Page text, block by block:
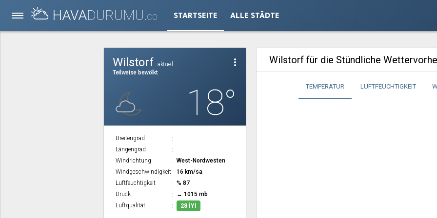
HAVADURUMU.CO STARTSEITE ALLE STÄDTE
more_vert
Wilstorf aktuell
Teilweise bewölkt
18°
Breitengrad
Längengrad
Windrichtung
West-Nordwesten
Windgeschwindigkeit
16 km/sa
Luftfeuchtigkeit
% 87
Druck
↔ 1015 mb
Luftqualität
28 İYI
Wilstorf für die Stündliche
TEMPERATUR LUFTFEUCHTIGKEIT